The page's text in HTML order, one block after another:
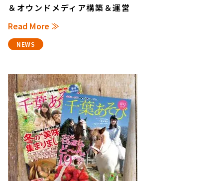
＆オウンドメディア構築＆運営
Read More ≫
NEWS